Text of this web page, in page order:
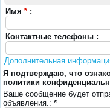
Имя * :
Контактные телефоны :
Дополнительная
Я подтверждаю, что
политики
Ваше сообщение будет
объявления.: *